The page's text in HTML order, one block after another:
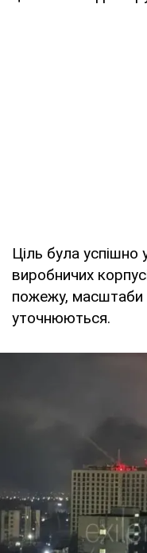
Ціль була успішно
виробничих
пожежу, масштаби
уточнюються.